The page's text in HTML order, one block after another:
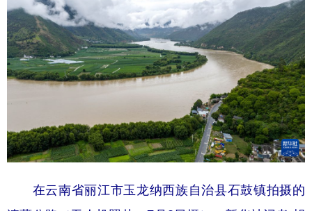
在云南省丽江市玉龙纳西族自治县石鼓镇拍摄的